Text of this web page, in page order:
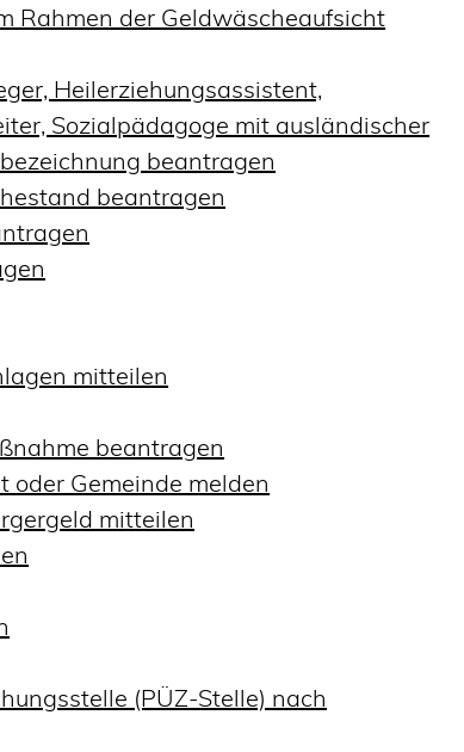
Rahmen der Geldwäscheaufsicht
Heilerziehungsassistent,
Sozialpädagoge mit ausländischer
beantragen
beantragen
mitteilen
beantragen
Gemeinde melden
mitteilen
(PÜZ-Stelle) nach